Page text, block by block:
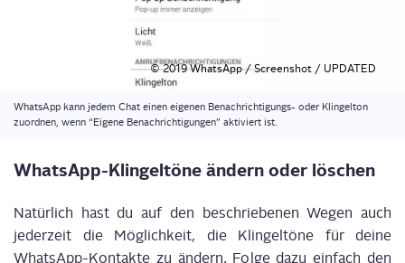
© 2019 Whats­App / Screen­shot / UPDATED
Whats­App kann jedem Chat einen eige­nen Benach­rich­ti­gungs- oder Klin­gel­ton
zuord­nen, wenn “Eige­ne Benach­rich­ti­gun­gen” akti­viert ist.
Whats­App-Klin­gel­tö­ne ändern oder löschen
Natür­lich hast du auf den beschrie­be­nen Wegen auch
jeder­zeit die Mög­lich­keit, die Klin­gel­tö­ne für dei­ne
Whats­App-Kon­tak­te zu ändern. Fol­ge dazu ein­fach den